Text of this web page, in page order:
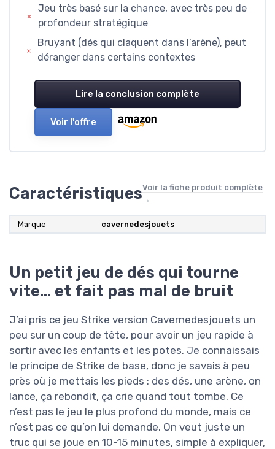
Jeu très basé sur la chance, avec très peu de
profondeur stratégique
Bruyant (dés qui claquent dans l’arène), peut
déranger dans certains contextes
Lire la conclusion complète
Voir l'offre
CaractéristiquesVoir la fiche produit complète
→
Marque cavernedesjouets
Un petit jeu de dés qui tourne
vite… et fait pas mal de bruit
J’ai pris ce jeu Strike version Cavernedesjouets un
peu sur un coup de tête, pour avoir un jeu rapide à
sortir avec les enfants et les potes. Je connaissais
le principe de Strike de base, donc je savais à peu
près où je mettais les pieds : des dés, une arène, on
lance, ça rebondit, ça crie quand tout tombe. Ce
n’est pas le jeu le plus profond du monde, mais ce
n’est pas ce qu’on lui demande. On veut juste un
truc qui se joue en 10-15 minutes, simple à expliquer,